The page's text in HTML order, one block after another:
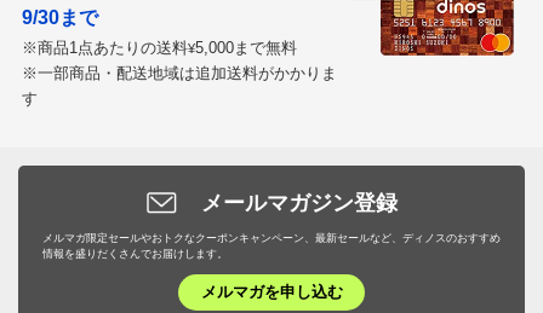
9/30まで
※商品1点あたりの送料¥5,000まで無料
※一部商品・配送地域は追加送料がかかりま
す
メールマガジン登録
メルマガ限定セールやおトクなクーポンキャンペーン、最新セールなど、ディノスのおすすめ
情報を盛りだくさんでお届けします。
メルマガを申し込む